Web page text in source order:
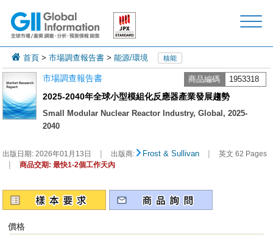
首頁 >市場調查報告書 >能源/環境 核能
市場調查報告書 商品編碼 1953318
2025-2040年全球小型模組化反應器產業發展趨勢
Small Modular Nuclear Reactor Industry, Global, 2025-
2040
出版日期:2026年01月13日 | 出版商: Frost & Sullivan | 英文 62 Pages
| 商品交期: 最快1-2個工作天內
價格